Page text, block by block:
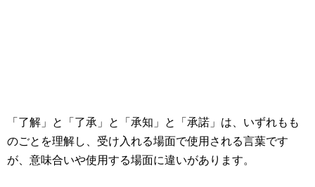
「了解」と「了承」と「承知」と「承諾」は、いずれもも
のごとを理解し、受け入れる場面で使用される言葉です
が、意味合いや使用する場面に違いがあります。